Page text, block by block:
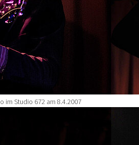
im Studio 672 am 8.4.2007